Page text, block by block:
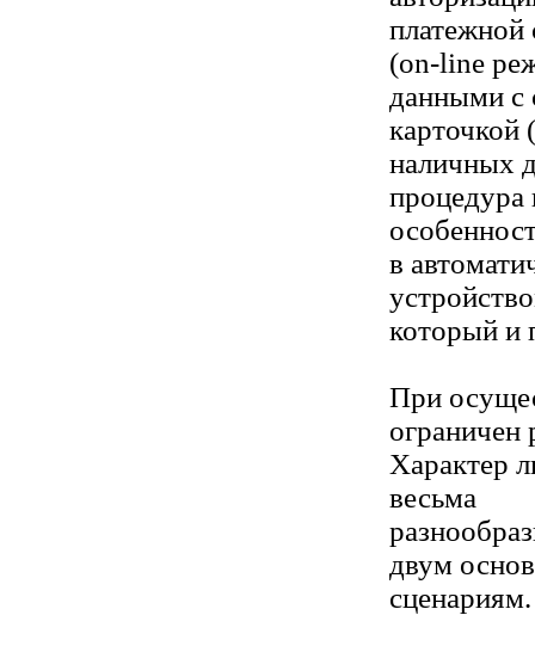
платежной
(on-line
данными с
карточкой
наличных
процедура
в
который и
При
ограничен
Характер
весьма
двум
сценариям.